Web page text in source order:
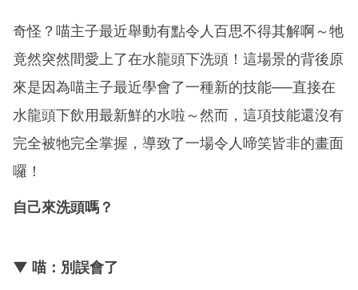
奇怪？喵主子最近舉動有點令人百思不得其解啊～牠
竟然突然間愛上了在水龍頭下洗頭！這場景的背後原
來是因為喵主子最近學會了一種新的技能──直接在
水龍頭下飲用最新鮮的水啦～然而，這項技能還沒有
完全被牠完全掌握，導致了一場令人啼笑皆非的畫面
囉！
自己來洗頭嗎？
▼ 喵：別誤會了